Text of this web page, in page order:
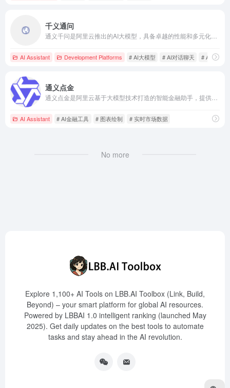
千义通问
AI Assistant Development Platforms # AI大模型 # AI对话聊天 # AI训练模
通义点金
AI Assistant # AI金融工具 # 图表绘制 # 实时市场数据
No more
Explore 1,100+ AI Tools on LBB.AI Toolbox (Link, Build,
Beyond) – your smart platform for global AI resources.
Powered by LBBAI 1.0 intelligent ranking (launched May
2025). Get daily updates on the best tools to automate
tasks and stay ahead in the AI revolution.